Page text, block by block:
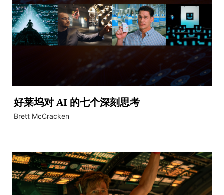
好莱坞对 AI 的七个深刻思考
Brett McCracken